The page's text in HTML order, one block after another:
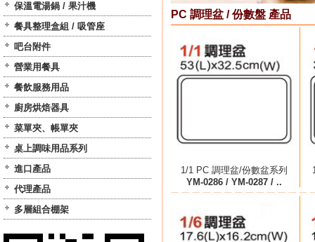
保溫電湯鍋 / 果汁機
餐具整理盒組 / 吸管座
吧台附件
營業用餐具
餐飲服務用品
廚房烘焙器具
菜單夾、帳單夾
桌上調味用品系列
進口產品
代理產品
多層組合棚架
PC 調理盆 / 份數盤 產品
1/1 PC 調理盆/份數盆系列
YM-0286 / YM-0287 / ..